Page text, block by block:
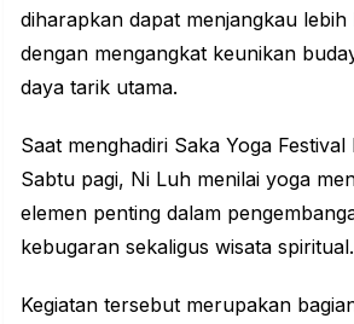
diharapkan dapat menjangkau
dengan mengangkat keunikan
daya tarik utama.
Saat menghadiri Saka Yoga
Sabtu pagi, Ni Luh menilai yoga
elemen penting dalam
kebugaran sekaligus wisata spiritual.
Kegiatan tersebut merupakan